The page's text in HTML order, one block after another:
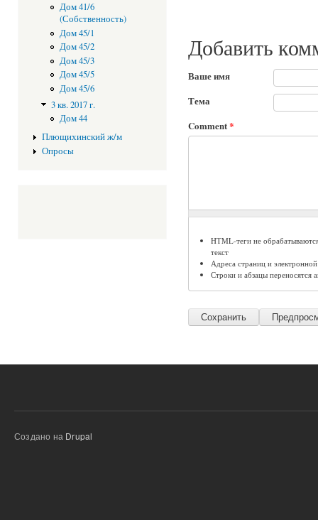
Дом 41/6
(Собственность)
Дом 45/1
Дом 45/2
Дом 45/3
Дом 45/5
Дом 45/6
3 кв. 2017 г.
Дом 44
Плющихинский ж/м
Опросы
Добавить
Ваше имя
Тема
Comment*
HTML-теги не
текст
Адреса страниц и
Строки и абзацы переносятся
Создано на Drupal